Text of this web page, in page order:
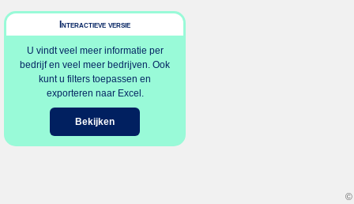
Interactieve versie
U vindt veel meer informatie per
bedrijf en veel meer bedrijven. Ook
kunt u filters toepassen en
exporteren naar Excel.
Bekijken
©